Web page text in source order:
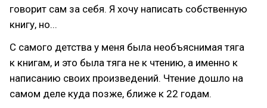
говорит сам за себя. Я хочу написать собственную
книгу, но...
С самого детства у меня была необъяснимая тяга
к книгам, и это была тяга не к чтению, а именно к
написанию своих произведений. Чтение дошло на
самом деле куда позже, ближе к 22 годам.